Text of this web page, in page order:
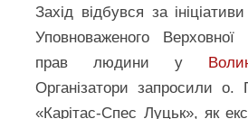
Захід відбувся за
Уповноваженого
прав людини у
Організатори запросили о.
«Карітас-Спес Луцьк», як